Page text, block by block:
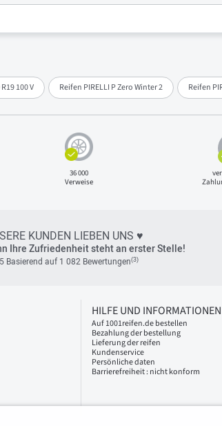
100 V Reifen PIRELLI P Zero Winter 2 Reifen
36 000
Verweise
KUNDEN LIEBEN UNS ♥
Ihre Zufriedenheit steht an erster Stelle!
Basierend auf 1 082 Bewertungen(3)
HILFE UND INFORMATIONEN
Auf 1001reifen.de bestellen
Bezahlung der bestellung
Lieferung der reifen
Kundenservice
Persönliche daten
Barrierefreiheit : nicht konform